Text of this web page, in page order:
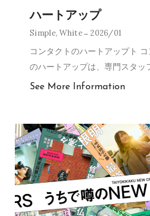
ハートアップ
Simple,White 2026/01
コンタクトのハートアップト
のハートアップは、専門スタッ
See More Information